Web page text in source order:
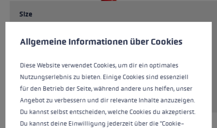
Size
Cookie preferences
This website uses cookies to give you the best possible experience.
Allgemeine Informationen über Cookies
Diese Website verwendet Cookies, um dir ein optimales
Nutzungserlebnis zu bieten. Einige Cookies sind essenziell
für den Betrieb der Seite, während andere uns helfen, unser
Angebot zu verbessern und dir relevante Inhalte anzuzeigen.
Du kannst selbst entscheiden, welche Cookies du akzeptierst.
Du kannst deine Einwilligung jederzeit über die "Cookie-